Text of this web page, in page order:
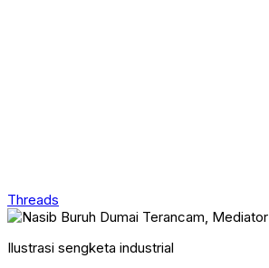
Threads
Ilustrasi sengketa industrial